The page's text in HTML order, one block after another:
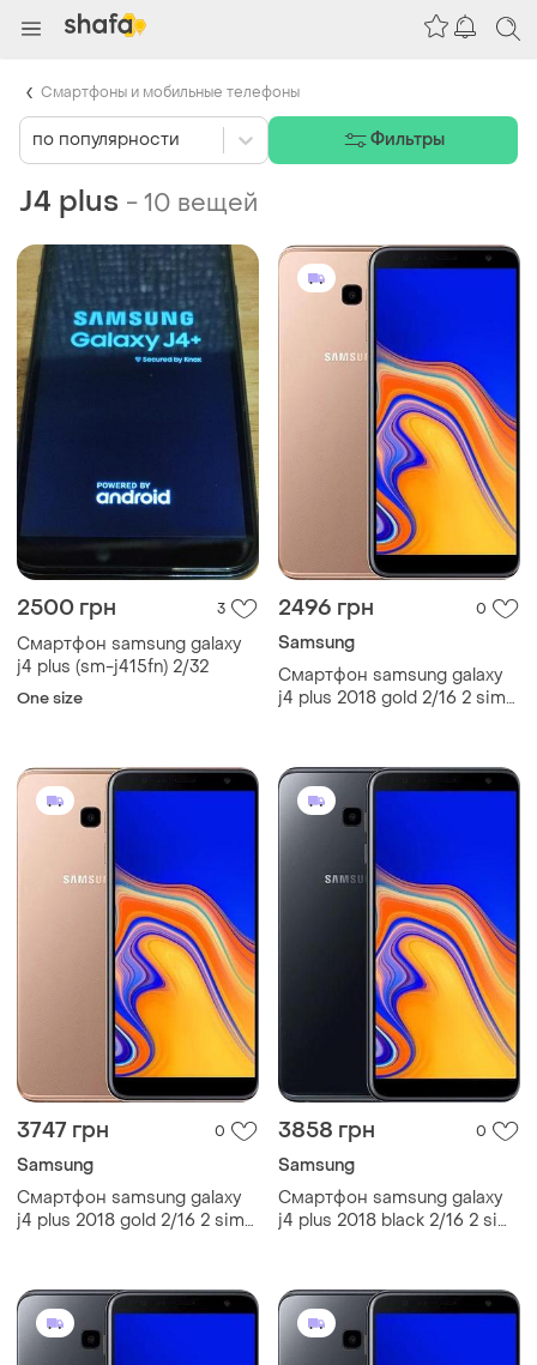
J4 plus -10 вещей
2500 грн 3
Смартфон samsung galaxy
j4 plus (sm-j415fn) 2/32
One size
2496 грн 0
Samsung
Смартфон samsung galaxy
j4 plus 2018 gold 2/16 2 sim
3747 грн 0
Samsung
Смартфон samsung galaxy
j4 plus 2018 gold 2/16 2 sim
3858 грн 0
Samsung
Смартфон samsung galaxy
j4 plus 2018 black 2/16 2 sim
по популярности Фильтры
Смартфоны и мобильные телефоны